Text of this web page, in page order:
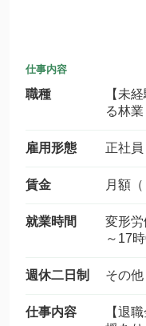
仕事内容
職種
【未
る林
雇用形態 正社員
賃金 月額
就業時間
変形
～17
週休二日制 その他
仕事内容
【退